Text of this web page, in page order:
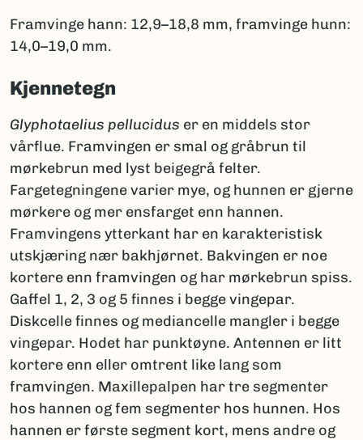
Framvinge hann: 12,9–18,8 mm, framvinge hunn:
14,0–19,0 mm.
Kjennetegn
Glyphotaelius pellucidus er en middels stor
vårflue. Framvingen er smal og gråbrun til
mørkebrun med lyst beigegrå felter.
Fargetegningene varier mye, og hunnen er gjerne
mørkere og mer ensfarget enn hannen.
Framvingens ytterkant har en karakteristisk
utskjæring nær bakhjørnet. Bakvingen er noe
kortere enn framvingen og har mørkebrun spiss.
Gaffel 1, 2, 3 og 5 finnes i begge vingepar.
Diskcelle finnes og mediancelle mangler i begge
vingepar. Hodet har punktøyne. Antennen er litt
kortere enn eller omtrent like lang som
framvingen. Maxillepalpen har tre segmenter
hos hannen og fem segmenter hos hunnen. Hos
hannen er første segment kort, mens andre og